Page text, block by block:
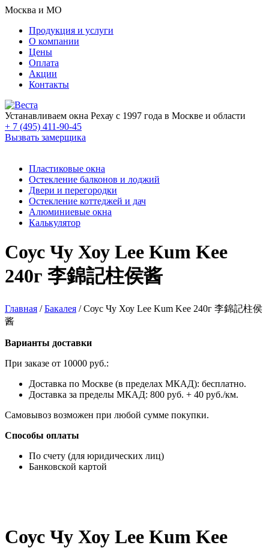
Москва и МО
Продукция и услуги
О компании
Цены
Оплата
Акции
Контакты
Устанавливаем окна Рехау с 1997 года в Москве и области
+ 7 (495) 411-90-45
Вызвать замерщика
Пластиковые окна
Остекление балконов и лоджий
Двери и перегородки
Остекление коттеджей и дач
Алюминиевые окна
Калькулятор
Соус Чу Хоу Lee Kum Kee
240г 李錦記柱侯酱
Главная /Бакалея /Соус Чу Хоу Lee Kum Kee 240г 李錦記柱侯
酱
Варианты доставки
При заказе от 10000 руб.:
Доставка по Москве (в пределах МКАД): бесплатно.
Доставка за пределы МКАД: 800 руб. + 40 руб./км.
Самовывоз возможен при любой сумме покупки.
Способы оплаты
По счету (для юридических лиц)
Банковской картой
Соус Чу Хоу Lee Kum Kee